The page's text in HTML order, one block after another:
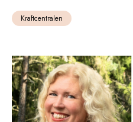
Kraftcentralen